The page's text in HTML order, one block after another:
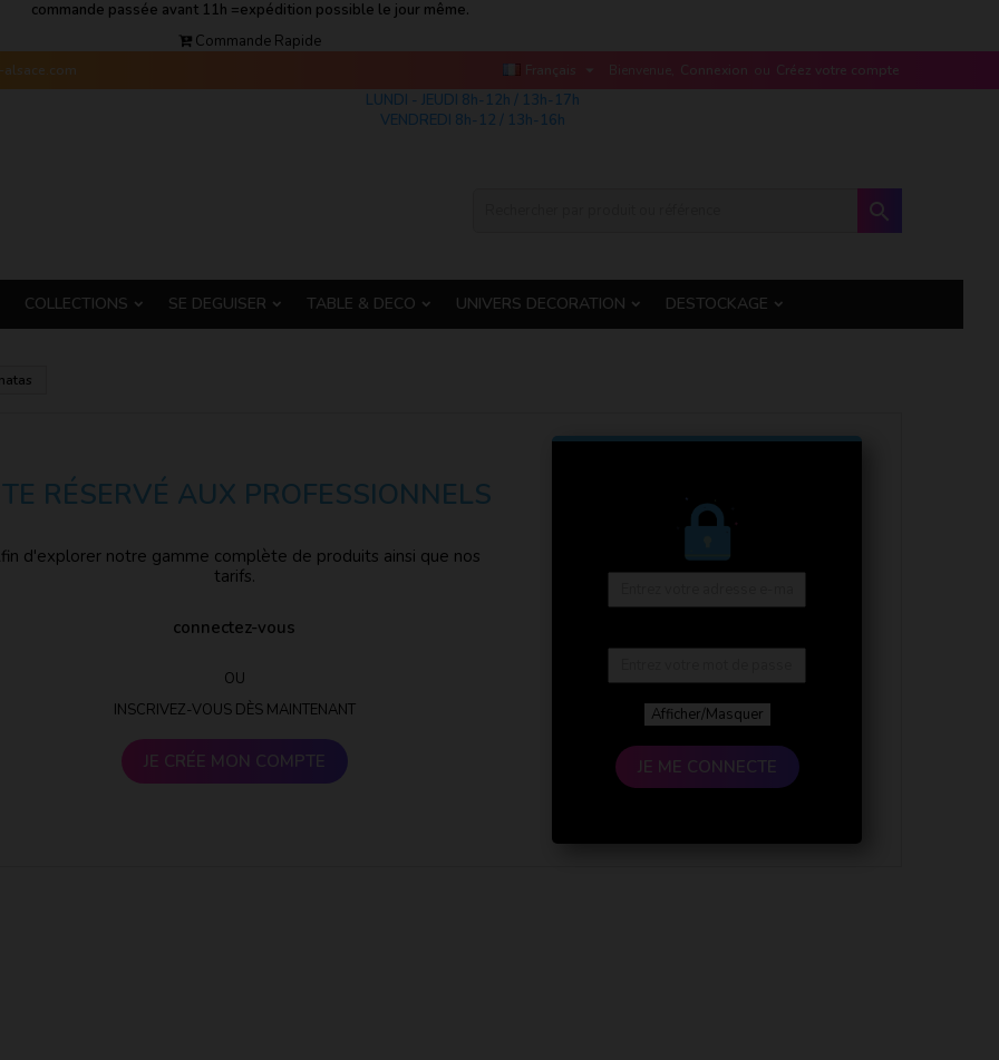
commande passée avant 11h =expédition possible le jour même.
Commande Rapide
Bienvenue, Connexion ou Créez votre compte
LUNDI - JEUDI 8h-12h / 13h-17h
VENDREDI 8h-12 / 13h-16h

COLLECTIONS SE DEGUISER TABLE & DECO UNIVERS DECORATION DESTOCKAGE
RÉSERVÉ AUX PROFESSIONNELS
d'explorer notre gamme complète de produits ainsi que nos
tarifs.
connectez-vous
OU
INSCRIVEZ-VOUS DÈS MAINTENANT
JE CRÉE MON COMPTE
Afficher/Masquer
JE ME CONNECTE